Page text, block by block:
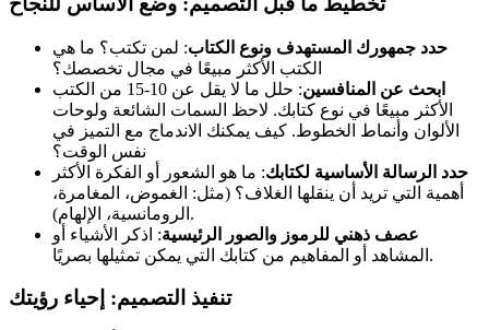
حدد جمهورك المستهدف ونوع الكتاب: لمن تكتب؟ ما هي
الكتب الأكثر مبيعًا في مجال تخصصك؟
ابحث عن المنافسين
: حلل ما لا يقل عن 10-15 من الكتب
الأكثر مبيعًا في نوع كتابك. لاحظ السمات الشائعة ولوحات
الألوان وأنماط الخطوط. كيف يمكنك الاندماج مع التميز في
نفس الوقت؟
حدد الرسالة الأساسية لكتابك: ما هو الشعور أو الفكرة الأكثر
أهمية التي تريد أن ينقلها الغلاف؟ (مثل: الغموض، المغامرة،
الرومانسية، الإلهام).
عصف ذهني للرموز والصور الرئيسية: اذكر الأشياء أو
المشاهد أو المفاهيم من كتابك التي يمكن تمثيلها بصريًا.
تنفيذ التصميم: إحياء رؤيتك